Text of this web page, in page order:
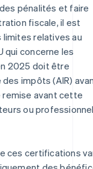
pénalités et faire
fiscale, il est
relatives au
qui concerne les
2025 doit être
des impôts (AIR)
remise avant cette
ou
ces certifications